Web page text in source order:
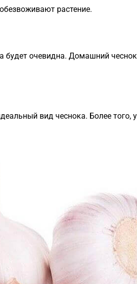
растение.
будет очевидна. Домашний
вид чеснока. Более того,